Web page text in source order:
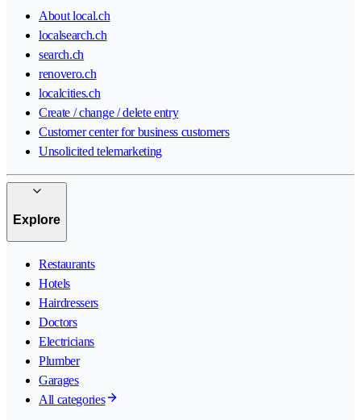
About local.ch
localsearch.ch
search.ch
renovero.ch
localcities.ch
Create / change / delete entry
Customer center for business customers
Unsolicited telemarketing
Explore
Restaurants
Hotels
Hairdressers
Doctors
Electricians
Plumber
Garages
All categories